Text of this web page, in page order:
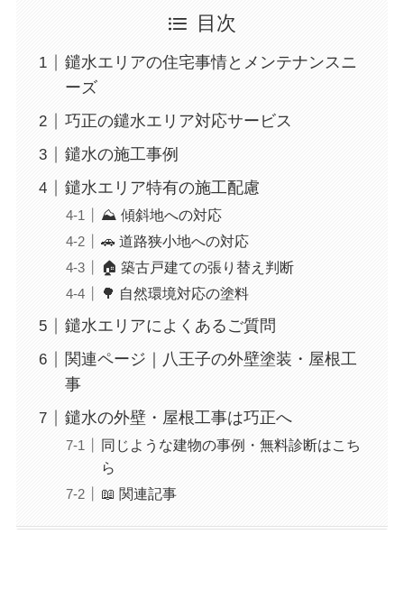
目次
鑓水エリアの住宅事情とメンテナンスニ
ーズ
巧正の鑓水エリア対応サービス
鑓水の施工事例
鑓水エリア特有の施工配慮
⛰️ 傾斜地への対応
🚗 道路狭小地への対応
🏠 築古戸建ての張り替え判断
🌳 自然環境対応の塗料
鑓水エリアによくあるご質問
関連ページ｜八王子の外壁塗装・屋根工
事
鑓水の外壁・屋根工事は巧正へ
同じような建物の事例・無料診断はこち
ら
📖 関連記事